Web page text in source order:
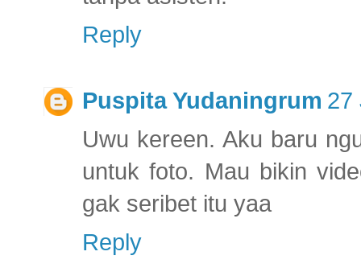
Reply
Puspita Yudaningrum 27
Uwu kereen. Aku baru
untuk foto. Mau bikin
gak seribet itu yaa
Reply